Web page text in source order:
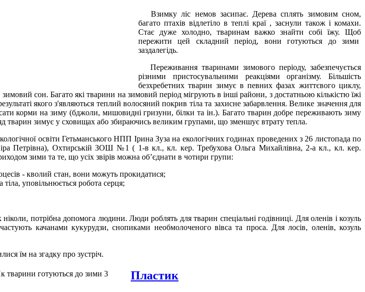
Взимку ліс немов засипає. Дерева сплять зимовим сном,
багато птахів відлетіло в теплі краї , заснули також і комахи.
Стає дуже холодно, тваринам важко знайти собі їжу. Щоб
пережити цей складний період, вони готуються до зими
заздалегідь.
Переживання тваринами зимового періоду, забезпечується
різними пристосувальними реакціями організму. Більшість
безхребетних тварин зимує в певних фазах життєвого циклу,
сон. Багато які тварини на зимовий період мігрують в інші райони, з достатньою кількістю їжі
якого з'являються теплий волосяний покрив тіла та захисне забарвлення. Велике значення для
корми на зиму (бджоли, мишовидні гризуни, білки та ін.). Багато тварин добре переживають зиму
тварин зимує у сховищах або збираючись великим групами, що зменшує втрату тепла.
освіти Гетьманського НПП Ірина Зуза на екологічних годинах проведених з 26 листопада по
Петрівна), Охтирській ЗОШ №1 ( 1-в кл., кл. кер. Требухова Ольга Михайлівна, 2-а кл., кл. кер.
зими та те, що усіх звірів можна об’єднати в чотири групи:
- кволий стан, вони можуть прокидатися;
уповільнюється робота серця;
потрібна допомога людини. Люди роблять для тварин спеціальні годівниці. Для оленів і козуль
качанами кукурудзи, снопиками необмолоченого вівса та проса. Для лосів, оленів, козуль
їм на згадку про зустріч.
Пластик